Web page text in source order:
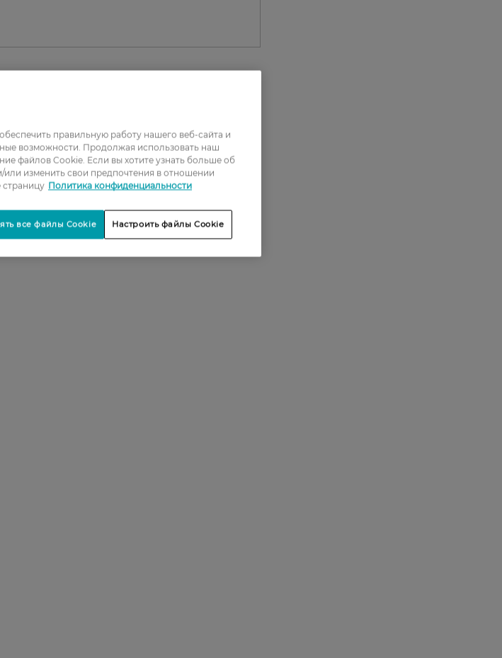
2
3
4
5
правильную работу нашего веб-сайта и
возможности. Продолжая использовать наш
файлов Cookie. Если вы хотите узнать больше об
изменить свои предпочтения в отношении
страницу Политика конфиденциальности
Настроить файлы Cookie
все файлы Cookie